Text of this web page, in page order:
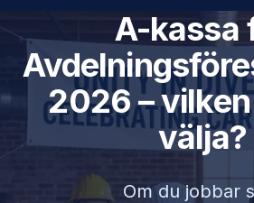
A-kassa
2026 –
välja?
Om du jobbar